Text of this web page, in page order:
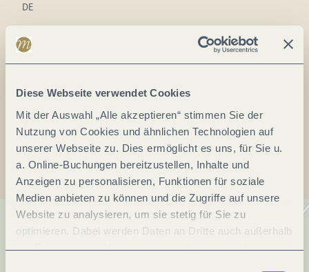
Diese Webseite verwendet Cookies
Mit der Auswahl „Alle akzeptieren“ stimmen Sie der
Nutzung von Cookies und ähnlichen Technologien auf
unserer Webseite zu. Dies ermöglicht es uns, für Sie u.
a. Online-Buchungen bereitzustellen, Inhalte und
Anzeigen zu personalisieren, Funktionen für soziale
Medien anbieten zu können und die Zugriffe auf unsere
Website zu analysieren, um sie stetig für Sie zu
optimieren. Dabei werden Daten an Dritte auch außerhalb
der Europäischen Union weitergegeben und dort
DE
Tel.:
E-Mail:info@lux-trier.info
Anreise planen